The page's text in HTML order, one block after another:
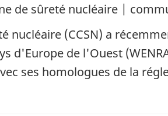
de sûreté nucléaire |
nucléaire (CCSN) a
d'Europe de l'Ouest
ses homologues de la